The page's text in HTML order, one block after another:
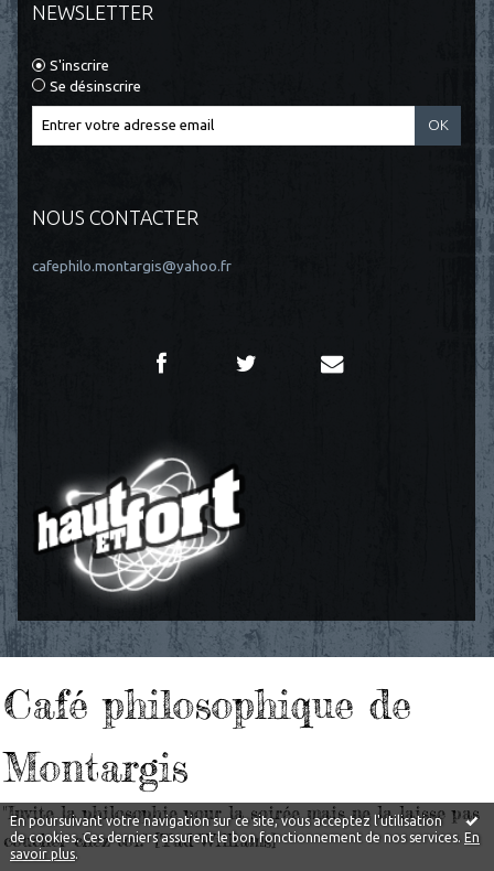
En poursuivant votre navigation sur ce site, vous acceptez l'utilisation
de cookies. Ces derniers assurent le bon fonctionnement de nos services. En
savoir plus.
NEWSLETTER
S'inscrire
Se désinscrire
NOUS CONTACTER
cafephilo.montargis@yahoo.fr
Café philosophique de
Montargis
"Invite la philosophie pour la soirée mais ne la laisse pas
coucher chez toi." [Tad Williams]